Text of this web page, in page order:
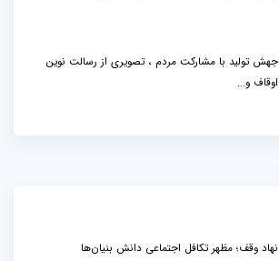
جهش تولید با مشارکت مردم ، تصویری از رسالت نوین
اوقاف و...
نهاد وقف؛ مظهر تکافل اجتماعی دانش بنیان‌ها